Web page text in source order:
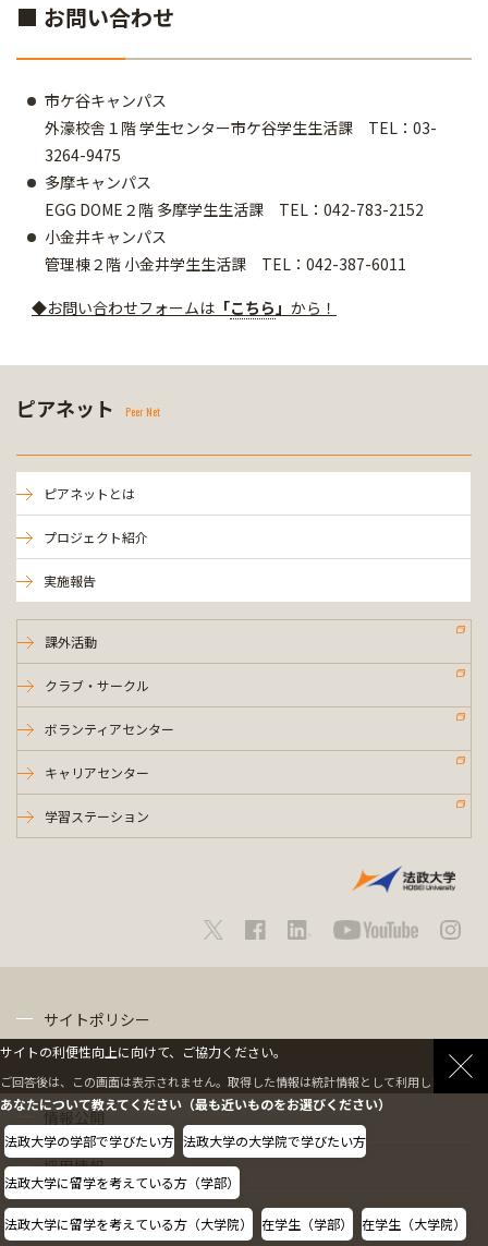
■ お問い合わせ
市ケ谷キャンパス
外濠校舎１階 学生センター市ケ谷学生生活課 TEL：03-
3264-9475
多摩キャンパス
EGG DOME２階 多摩学生生活課 TEL：042-783-2152
小金井キャンパス
管理棟２階 小金井学生生活課 TEL：042-387-6011
◆お問い合わせフォームは 「こちら」 から！
ピアネット Peer Net
ピアネットとは
プロジェクト紹介
実施報告
課外活動
クラブ・サークル
ボランティアセンター
キャリアセンター
学習ステーション
サイトポリシー
情報公開
採用情報
教職員の方へ
サイトの利便性向上に向けて、ご協力ください。
ご回答後は、この画面は表示されません。取得した情報は統計情報として利用します。
あなたについて教えてください（最も近いものをお選びください）
法政大学の学部で学びたい方 法政大学の大学院で学びたい方
法政大学に留学を考えている方（学部）
法政大学に留学を考えている方（大学院） 在学生（学部） 在学生（大学院）